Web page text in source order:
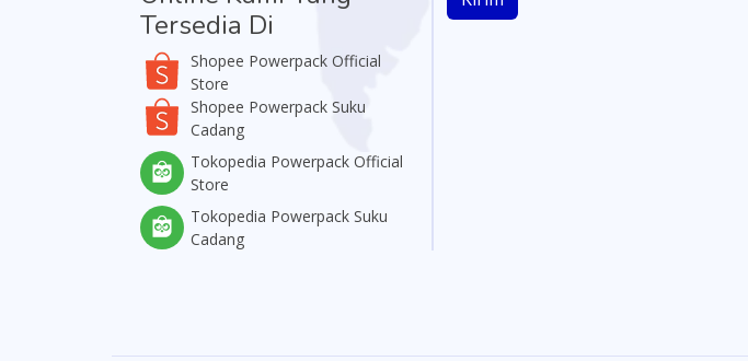
Tersedia Di
Shopee Powerpack Official
Store
Shopee Powerpack Suku
Cadang
Tokopedia Powerpack Official
Store
Tokopedia Powerpack Suku
Cadang